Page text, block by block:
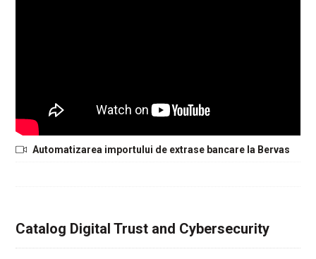
Automatizarea importului de extrase bancare la Bervas
Catalog Digital Trust and Cybersecurity